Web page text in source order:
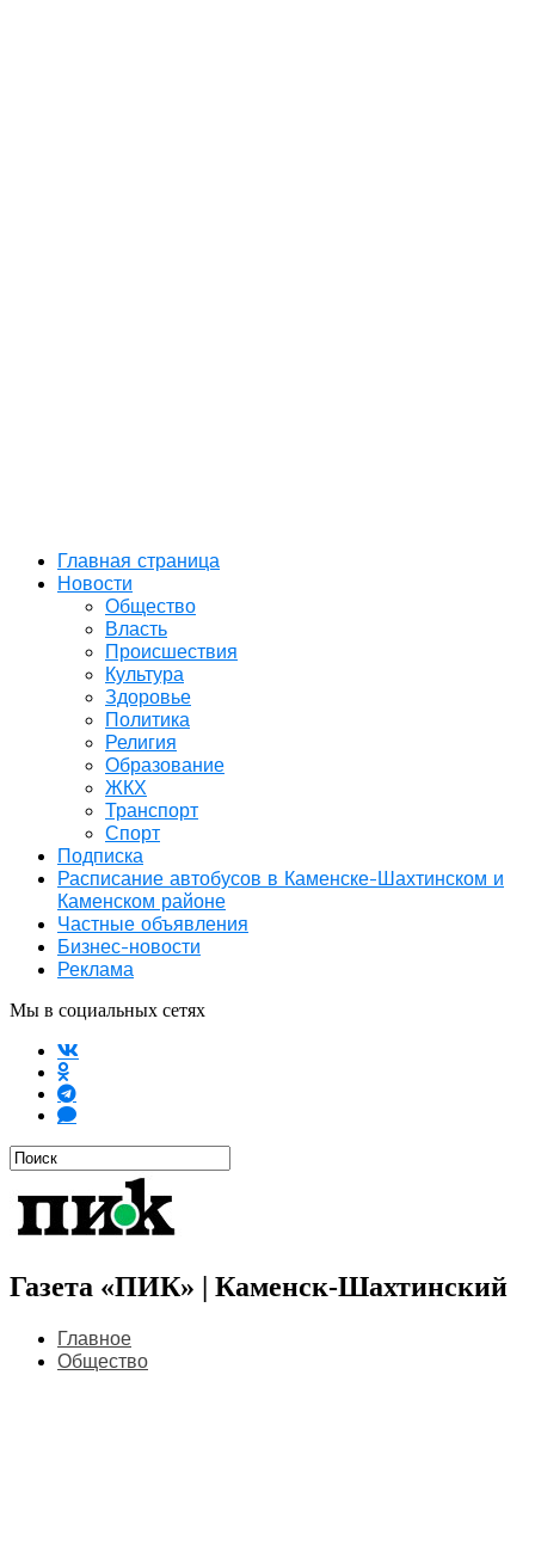
Главная страница
Новости
Общество
Власть
Происшествия
Культура
Здоровье
Политика
Религия
Образование
ЖКХ
Транспорт
Спорт
Подписка
Расписание автобусов в Каменске-Шахтинском и
Каменском районе
Частные объявления
Бизнес-новости
Реклама
Мы в социальных сетях
Газета «ПИК» | Каменск-Шахтинский
Главное
Общество